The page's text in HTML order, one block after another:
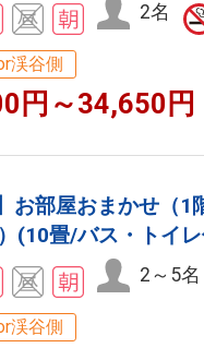
2名
渓谷側
円～34,650円
お部屋おまかせ（1
(10畳/バス・トイ
2～5名
渓谷側